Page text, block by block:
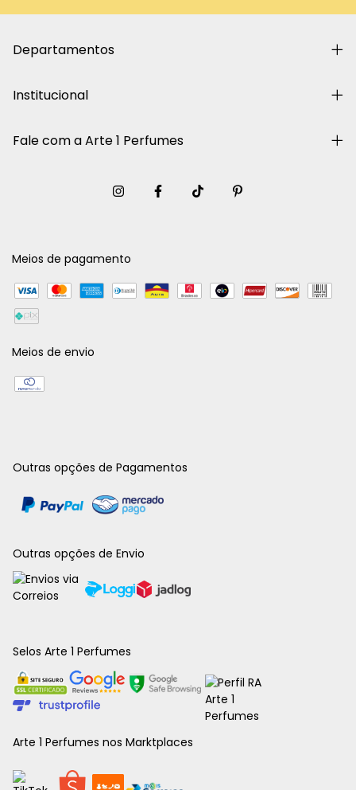
Departamentos
Institucional
Fale com a Arte 1 Perfumes
Meios de pagamento
Meios de envio
Outras opções de Pagamentos
Outras opções de Envio
Selos Arte 1 Perfumes
Arte 1 Perfumes nos Marktplaces